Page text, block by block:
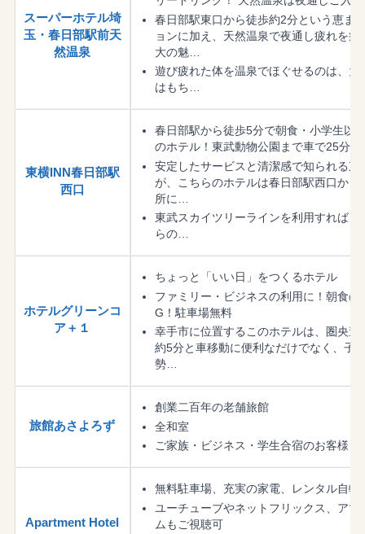
スーパーホテル埼
玉・春日部駅前天
然温泉
春日部駅東口から徒歩約2分という恵ま
ョンに加え、天然温泉で夜通し疲れを癒
大の魅…
遊び疲れた体を温泉でほぐせるのは、大
はもち…
東横INN春日部駅
西口
春日部駅から徒歩5分で朝食・小学生以
のホテル！東武動物公園まで車で25分
安定したサービスと清潔感で知られる東
が、こちらのホテルは春日部駅西口から
所に…
東武スカイツリーラインを利用すれば、
らの…
ホテルグリーンコ
ア＋１
ちょっと「いい日」をつくるホテル
ファミリー・ビジネスの利用に！朝食の
G！駐車場無料
幸手市に位置するこのホテルは、圏央道
約5分と車移動に便利なだけでなく、子
勢…
旅館あさよろず
創業二百年の老舗旅館
全和室
ご家族・ビジネス・学生合宿のお客様
Apartment Hotel
無料駐車場、充実の家電、レンタル自転
ユーチューブやネットフリックス、アマ
ムもご視聴可